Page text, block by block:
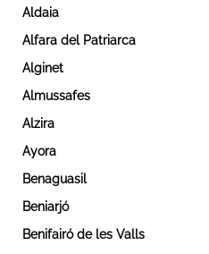
Aldaia
Alfara del Patriarca
Alginet
Almussafes
Alzira
Ayora
Benaguasil
Beniarjó
Benifairó de les Valls